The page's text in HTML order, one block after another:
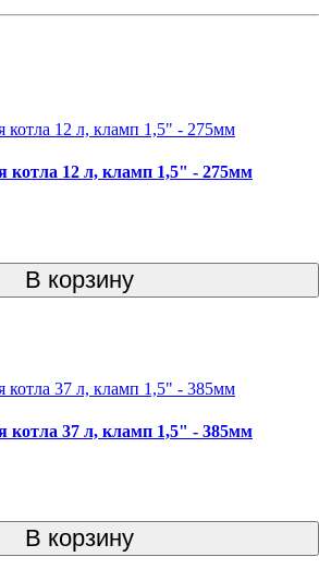
12 л, кламп 1,5" - 275мм
В корзину
37 л, кламп 1,5" - 385мм
В корзину